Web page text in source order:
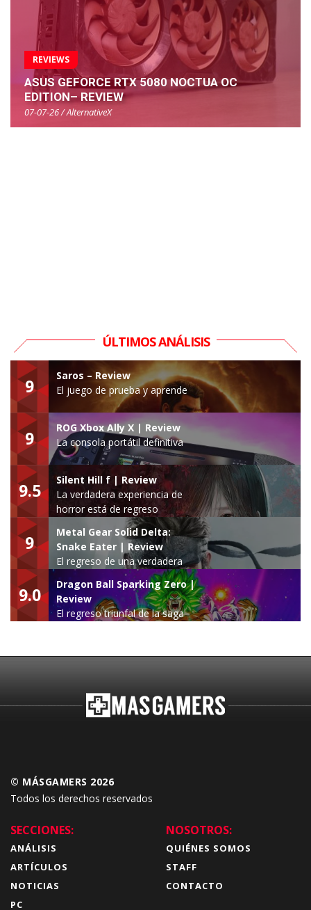
REVIEWS
ASUS GEFORCE RTX 5080 NOCTUA OC
EDITION– REVIEW
07-07-26 / AlternativeX
ÚLTIMOS ANÁLISIS
9
Saros – Review
El juego de prueba y aprende
9
ROG Xbox Ally X | Review
La consola portátil definitiva
9.5
Silent Hill f | Review
La verdadera experiencia de
horror está de regreso
9
Metal Gear Solid Delta:
Snake Eater | Review
El regreso de una verdadera
leyenda
9.0
Dragon Ball Sparking Zero |
Review
El regreso triunfal de la saga
© MÁSGAMERS 2026
Todos los derechos reservados
SECCIONES:
ANÁLISIS
ARTÍCULOS
NOTICIAS
PC
NOSOTROS:
QUIÉNES SOMOS
STAFF
CONTACTO